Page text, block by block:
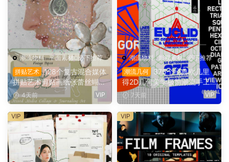
潮流物料·平面素材· 必下推荐
拼贴艺术 128个复古混合媒体
拼贴艺术剪贴画纸张蕾丝蝴蝶
结珍珠缎带纺织品PNG免扣图
片设计套装 Layer by Layer:
Journaling Set（16135）
4天前 VIP
潮流物料·影视素材·必下推荐
潮流几何
375个经典欧几里
得2D几何美学极简潮流手工
图形形状图层动画元素Alpha
透明通道4K视频素材包 Sick
boat – Euclid 2D Geometric
Shape Animations + Elemen
ts (4K)（16115）
7天前 VIP
VIP VIP